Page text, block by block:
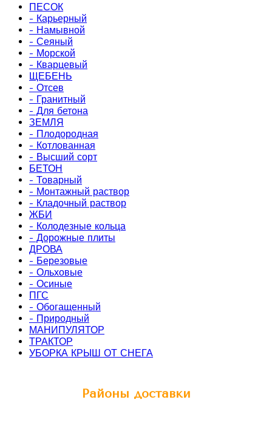
ПЕСОК
- Карьерный
- Намывной
- Сеяный
- Морской
- Кварцевый
ЩЕБЕНЬ
- Отсев
- Гранитный
- Для бетона
ЗЕМЛЯ
- Плодородная
- Котлованная
- Высший сорт
БЕТОН
- Товарный
- Монтажный раствор
- Кладочный раствор
ЖБИ
- Колодезные кольца
- Дорожные плиты
ДРОВА
- Березовые
- Ольховые
- Осиные
ПГС
- Обогащенный
- Природный
МАНИПУЛЯТОР
ТРАКТОР
УБОРКА КРЫШ ОТ СНЕГА
Районы доставки